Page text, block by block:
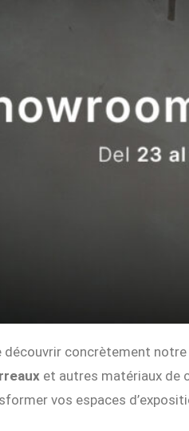
découvrir concrètement
et autres matériaux de
vos espaces